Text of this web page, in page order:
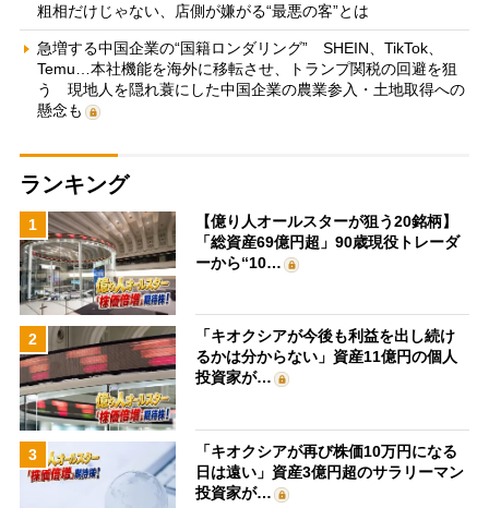
粗相だけじゃない、店側が嫌がる“最悪の客”とは
急増する中国企業の“国籍ロンダリング” SHEIN、TikTok、
Temu…本社機能を海外に移転させ、トランプ関税の回避を狙
う 現地人を隠れ蓑にした中国企業の農業参入・土地取得への
懸念も
ランキング
1
【億り人オールスターが狙う20銘柄】
「総資産69億円超」90歳現役トレーダ
ーから“10…
2
「キオクシアが今後も利益を出し続け
るかは分からない」資産11億円の個人
投資家が…
3
「キオクシアが再び株価10万円になる
日は遠い」資産3億円超のサラリーマン
投資家が…